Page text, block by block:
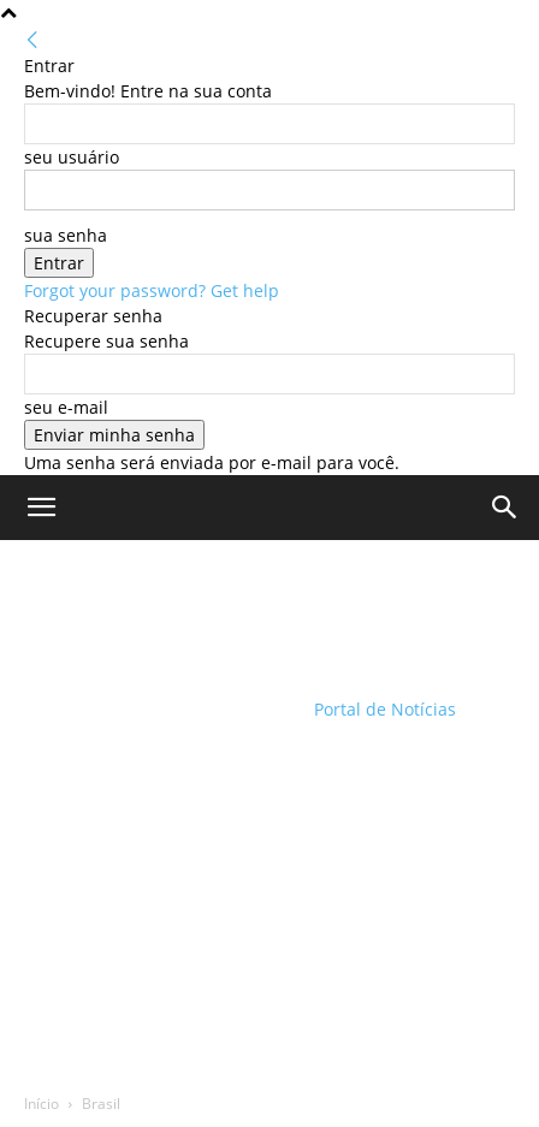
Entrar
Bem-vindo! Entre na sua conta
seu usuário
sua senha
Forgot your password? Get help
Recuperar senha
Recupere sua senha
seu e-mail
Uma senha será enviada por e-mail para você.
Portal de Notícias
Início Brasil